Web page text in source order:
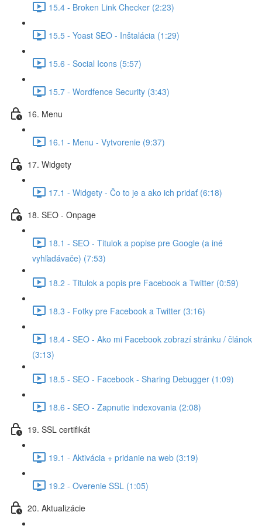
15.4 - Broken Link Checker (2:23)
15.5 - Yoast SEO - Inštalácia (1:29)
15.6 - Social Icons (5:57)
15.7 - Wordfence Security (3:43)
16. Menu
16.1 - Menu - Vytvorenie (9:37)
17. Widgety
17.1 - Widgety - Čo to je a ako ich pridať (6:18)
18. SEO - Onpage
18.1 - SEO - Titulok a popise pre Google (a iné
vyhľadávače) (7:53)
18.2 - Titulok a popis pre Facebook a Twitter (0:59)
18.3 - Fotky pre Facebook a Twitter (3:16)
18.4 - SEO - Ako mi Facebook zobrazí stránku / článok
(3:13)
18.5 - SEO - Facebook - Sharing Debugger (1:09)
18.6 - SEO - Zapnutie indexovania (2:08)
19. SSL certifikát
19.1 - Aktivácia + pridanie na web (3:19)
19.2 - Overenie SSL (1:05)
20. Aktualizácie